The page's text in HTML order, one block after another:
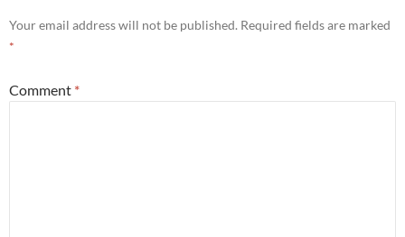
Your email address will not be published. Required fields are marked
*
Comment *